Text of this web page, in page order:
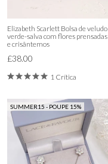
Elizabeth Scarlett Bolsa de veludo
verde-salva com flores prensadas
e crisântemos
£38.00
1 Crítica
SUMMER15 - POUPE 15%